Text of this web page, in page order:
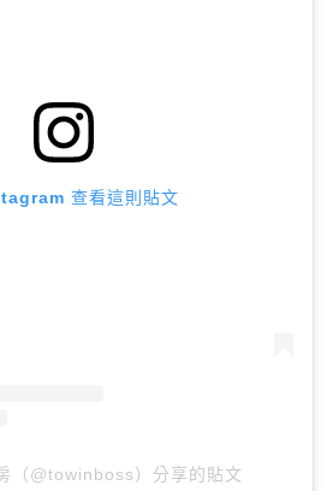
查看這則貼文
（@towinboss）分享的貼文